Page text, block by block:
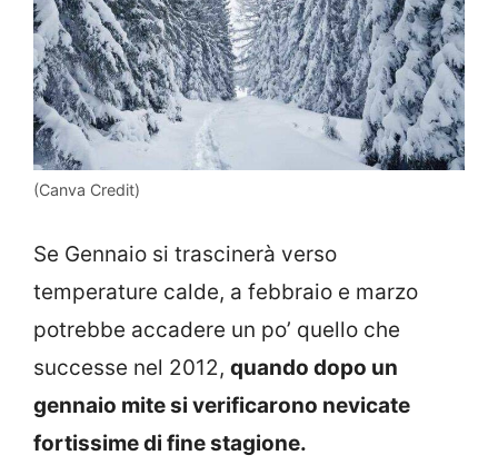
(Canva Credit)
Se Gennaio si trascinerà verso
temperature calde, a febbraio e marzo
potrebbe accadere un po’ quello che
successe nel 2012, quando dopo un
gennaio mite si verificarono nevicate
fortissime di fine stagione.